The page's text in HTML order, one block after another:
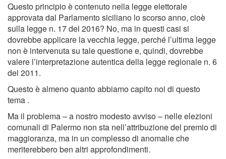
Questo principio è contenuto nella legge elettorale
approvata dal Parlamento siciliano lo scorso anno, cioè
sulla legge n. 17 del 2016? No, ma in questi casi si
dovrebbe applicare la vecchia legge, perché l’ultima legge
non è intervenuta su tale questione e, quindi, dovrebbe
valere l’interpretazione autentica della legge regionale n. 6
del 2011.
Questo è almeno quanto abbiamo capito noi di questo
tema .
Ma il problema – a nostro modesto avviso – nelle elezioni
comunali di Palermo non sta nell’attribuzione del premio di
maggioranza, ma in un complesso di anomalie che
meriterebbero ben altri approfondimenti.